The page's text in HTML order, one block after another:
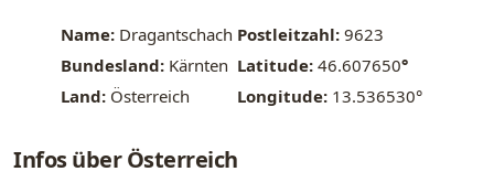
Name: Dragantschach Postleitzahl: 9623
Bundesland: Kärnten Latitude: 46.607650°
Land: Österreich Longitude: 13.536530°
Infos über Österreich